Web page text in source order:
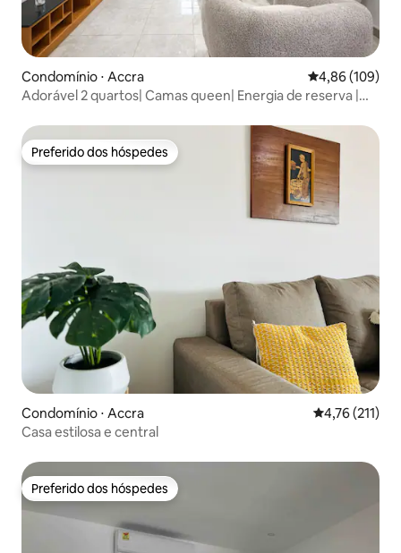
Condomínio ⋅ Accra 4,86 de uma
4,86 (109)
Adorável 2 quartos| Camas queen| Energia de reserva |
Preferido dos hóspedes
Preferido dos hóspedes
Condomínio ⋅ Accra 4,76 de uma
4,76 (211)
Casa estilosa e central
Preferido dos hóspedes
Preferido dos hóspedes